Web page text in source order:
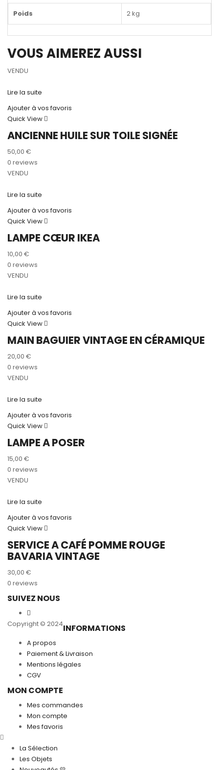
Poids 2 kg
VOUS AIMEREZ AUSSI
VENDU
Lire la suite
Ajouter à vos favoris
Quick View
ANCIENNE HUILE SUR TOILE SIGNÉE
50,00 €
0 reviews
VENDU
Lire la suite
Ajouter à vos favoris
Quick View
LAMPE CŒUR IKEA
10,00 €
0 reviews
VENDU
Lire la suite
Ajouter à vos favoris
Quick View
MAIN BAGUIER VINTAGE EN CÉRAMIQUE
20,00 €
0 reviews
VENDU
Lire la suite
Ajouter à vos favoris
Quick View
LAMPE A POSER
15,00 €
0 reviews
VENDU
Lire la suite
Ajouter à vos favoris
Quick View
SERVICE A CAFÉ POMME ROUGE
BAVARIA VINTAGE
30,00 €
0 reviews
SUIVEZ NOUS
Copyright © 2024INFORMATIONS
A propos
Paiement & Livraison
Mentions légales
CGV
MON COMPTE
Mes commandes
Mon compte
Mes favoris
La Sélection
Les Objets